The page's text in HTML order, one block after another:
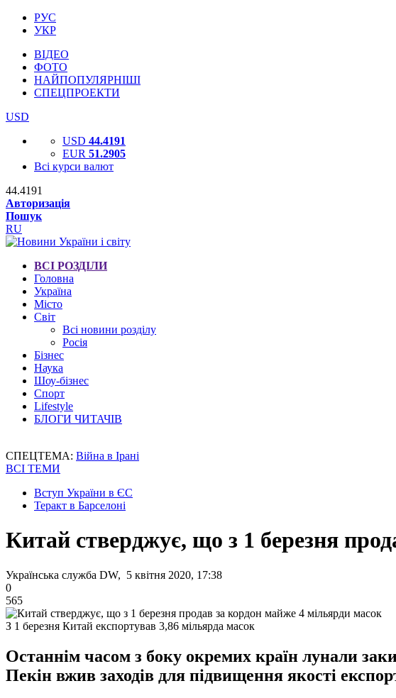
РУС
УКР
ВІДЕО
ФОТО
НАЙПОПУЛЯРНІШІ
СПЕЦПРОЕКТИ
USD
USD 44.4191
EUR 51.2905
Всі курси валют
44.4191
Авторизація
Пошук
RU
ВСІ РОЗДІЛИ
Головна
Україна
Місто
Світ
Всі новини розділу
Росія
Бізнес
Наука
Шоу-бізнес
Спорт
Lifestyle
БЛОГИ ЧИТАЧІВ
СПЕЦТЕМА: Війна в Ірані
ВСІ ТЕМИ
Вступ України в ЄС
Теракт в Барселоні
Китай стверджує, що з 1 березня
Українська служба DW, 5 квітня 2020, 17:38
0
565
З 1 березня Китай експортував 3,86 мільярда масок
Останнім часом з боку окремих країн лунали
Пекін вжив заходів для підвищення якості